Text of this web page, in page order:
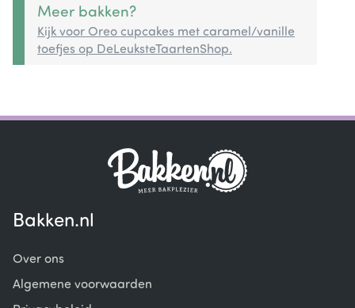
Meer bakken?
Kijk voor Oreo cupcakes met caramel/vanille
toefjes op DeLeuksteTaartenShop.
Bakken.nl
Over ons
Algemene voorwaarden